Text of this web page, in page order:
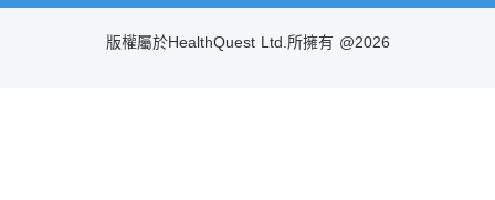
版權屬於HealthQuest Ltd.所擁有 @2026